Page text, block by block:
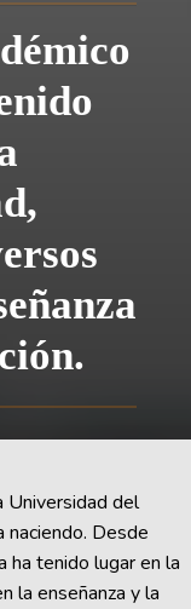
Universidad del
naciendo. Desde
ha tenido lugar en la
la enseñanza y la